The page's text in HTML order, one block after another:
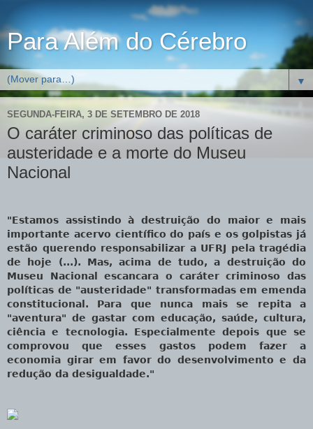
Para Além do Cérebro
▼
SEGUNDA-FEIRA, 3 DE SETEMBRO DE 2018
O caráter criminoso das políticas de
austeridade e a morte do Museu
Nacional
"Estamos assistindo à destruição do maior e mais
importante acervo científico do país e os golpistas já
estão querendo responsabilizar a UFRJ pela tragédia
de hoje (...). Mas, acima de tudo, a destruição do
Museu Nacional escancara o caráter criminoso das
políticas de "austeridade" transformadas em emenda
constitucional. Para que nunca mais se repita a
"aventura" de gastar com educação, saúde, cultura,
ciência e tecnologia. Especialmente depois que se
comprovou que esses gastos podem fazer a
economia girar em favor do desenvolvimento e da
redução da desigualdade."